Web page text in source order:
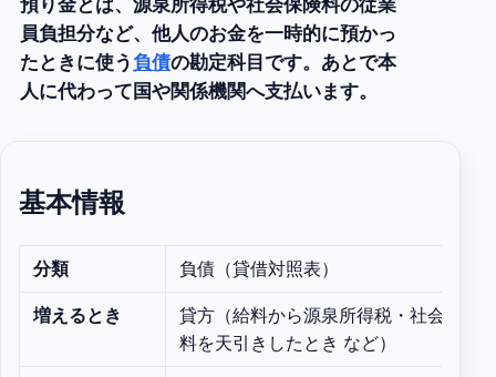
預り金とは、源泉所得税や社会保険料の従業
員負担分など、他人のお金を一時的に預かっ
たときに使う負債の勘定科目です。あとで本
人に代わって国や関係機関へ支払います。
基本情報
分類 負債（貸借対照表）
増えるとき
貸方（給料から源泉所得税・社会保険
料を天引きしたとき など）